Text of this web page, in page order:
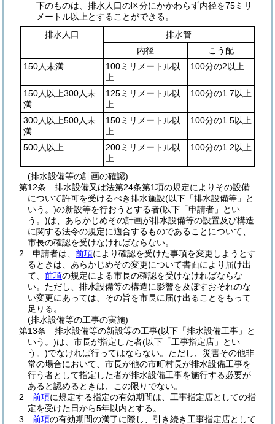
下のものは、排水人口の区分にかかわらず内径を75ミリ
メートル以上とすることができる。
排水人口
排水管
内径
こう配
150人未満
100ミリメートル以
上
100分の2以上
150人以上300人未
満
125ミリメートル以
上
100分の1.7以上
300人以上500人未
満
150ミリメートル以
上
100分の1.5以上
500人以上
200ミリメートル以
上
100分の1.2以上
(排水設備等の計画の確認)
第12条
排水設備又は法第24条第1項の規定によりその設備
について許可を受けるべき排水施設(以下「排水設備等」と
いう。)の新設等を行おうとする者(以下「申請者」とい
う。)は、あらかじめその計画が排水設備等の設置及び構造
に関する法令の規定に適合するものであることについて、
市長の確認を受けなければならない。
2
申請者は、 前項により確認を受けた事項を変更しようとす
るときは、あらかじめその変更について書面により届け出
て、 前項の規定による市長の確認を受けなければならな
い。 ただし、排水設備等の構造に影響を及ぼすおそれのな
い変更にあっては、その旨を市長に届け出ることをもって
足りる。
(排水設備等の工事の実施)
第13条
排水設備等の新設等の工事(以下「排水設備工事」と
いう。)は、市長が指定した者(以下「工事指定店」とい
う。)でなければ行ってはならない。 ただし、災害その他非
常の場合において、市長が他の市町村長が排水設備工事を
行う者として指定した者が排水設備工事を施行する必要が
あると認めるときは、この限りでない。
2
前項に規定する指定の有効期間は、工事指定店としての指
定を受けた日から5年以内とする。
3
前項の有効期間の満了に際し、引き続き工事指定店として